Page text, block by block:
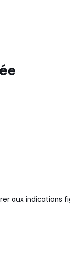
aux indications